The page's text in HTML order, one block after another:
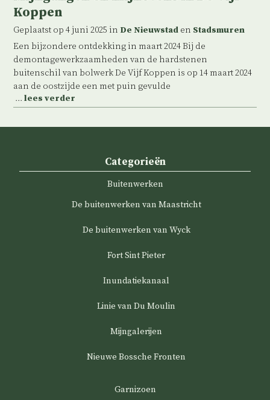
Koppen
Geplaatst op 4 juni 2025 in De Nieuwstad en Stadsmuren
Een bijzondere ontdekking in maart 2024 Bij de
demontagewerkzaamheden van de hardstenen
buitenschil van bolwerk De Vijf Koppen is op 14 maart 2024
aan de oostzijde een met puin gevulde
...lees verder
Categorieën
Buitenwerken
De buitenwerken van Maastricht
De buitenwerken van Wyck
Fort Sint Pieter
Inundatiekanaal
Linie van Du Moulin
Mijngalerijen
Nieuwe Bossche Fronten
Garnizoen